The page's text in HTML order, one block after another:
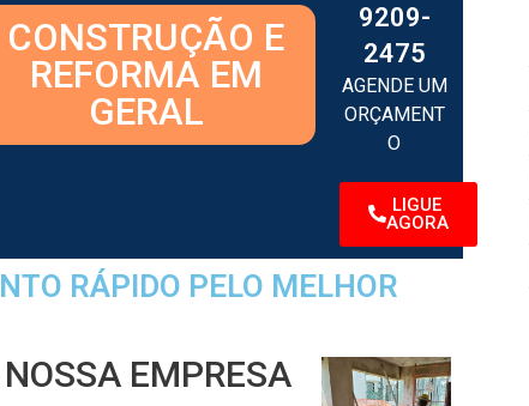
CONSTRUÇÃO E
REFORMA EM
GERAL
9209-
2475
AGENDE UM
ORÇAMENT
O
LIGUE
AGORA
RÁPIDO PELO MELHOR
EMPRESA